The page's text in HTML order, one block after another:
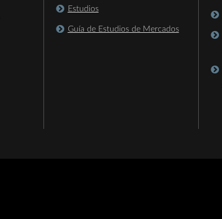
Estudios
Guía de Estudios de Mercados